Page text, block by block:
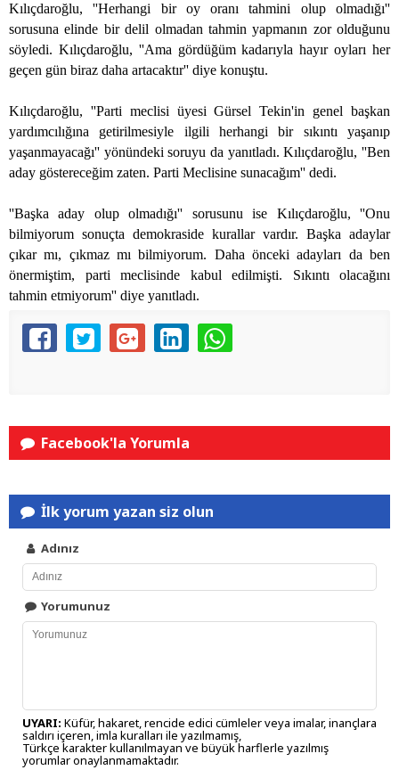
Kılıçdaroğlu, ''Herhangi bir oy oranı tahmini olup olmadığı''
sorusuna elinde bir delil olmadan tahmin yapmanın zor olduğunu
söyledi. Kılıçdaroğlu, ''Ama gördüğüm kadarıyla hayır oyları her
geçen gün biraz daha artacaktır'' diye konuştu.
Kılıçdaroğlu, ''Parti meclisi üyesi Gürsel Tekin'in genel başkan
yardımcılığına getirilmesiyle ilgili herhangi bir sıkıntı yaşanıp
yaşanmayacağı'' yönündeki soruyu da yanıtladı. Kılıçdaroğlu, ''Ben
aday göstereceğim zaten. Parti Meclisine sunacağım'' dedi.
''Başka aday olup olmadığı'' sorusunu ise Kılıçdaroğlu, ''Onu
bilmiyorum sonuçta demokraside kurallar vardır. Başka adaylar
çıkar mı, çıkmaz mı bilmiyorum. Daha önceki adayları da ben
önermiştim, parti meclisinde kabul edilmişti. Sıkıntı olacağını
tahmin etmiyorum'' diye yanıtladı.
Facebook'la Yorumla
İlk yorum yazan siz olun
Adınız
Yorumunuz
UYARI: Küfür, hakaret, rencide edici cümleler veya imalar, inançlara
saldırı içeren, imla kuralları ile yazılmamış,
Türkçe karakter kullanılmayan ve büyük harflerle yazılmış
yorumlar onaylanmamaktadır.